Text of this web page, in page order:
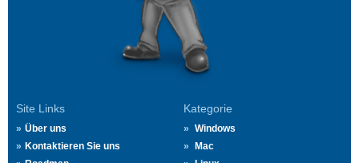
Site Links
Über uns
Kontaktieren Sie uns
Kategorie
Windows
Mac